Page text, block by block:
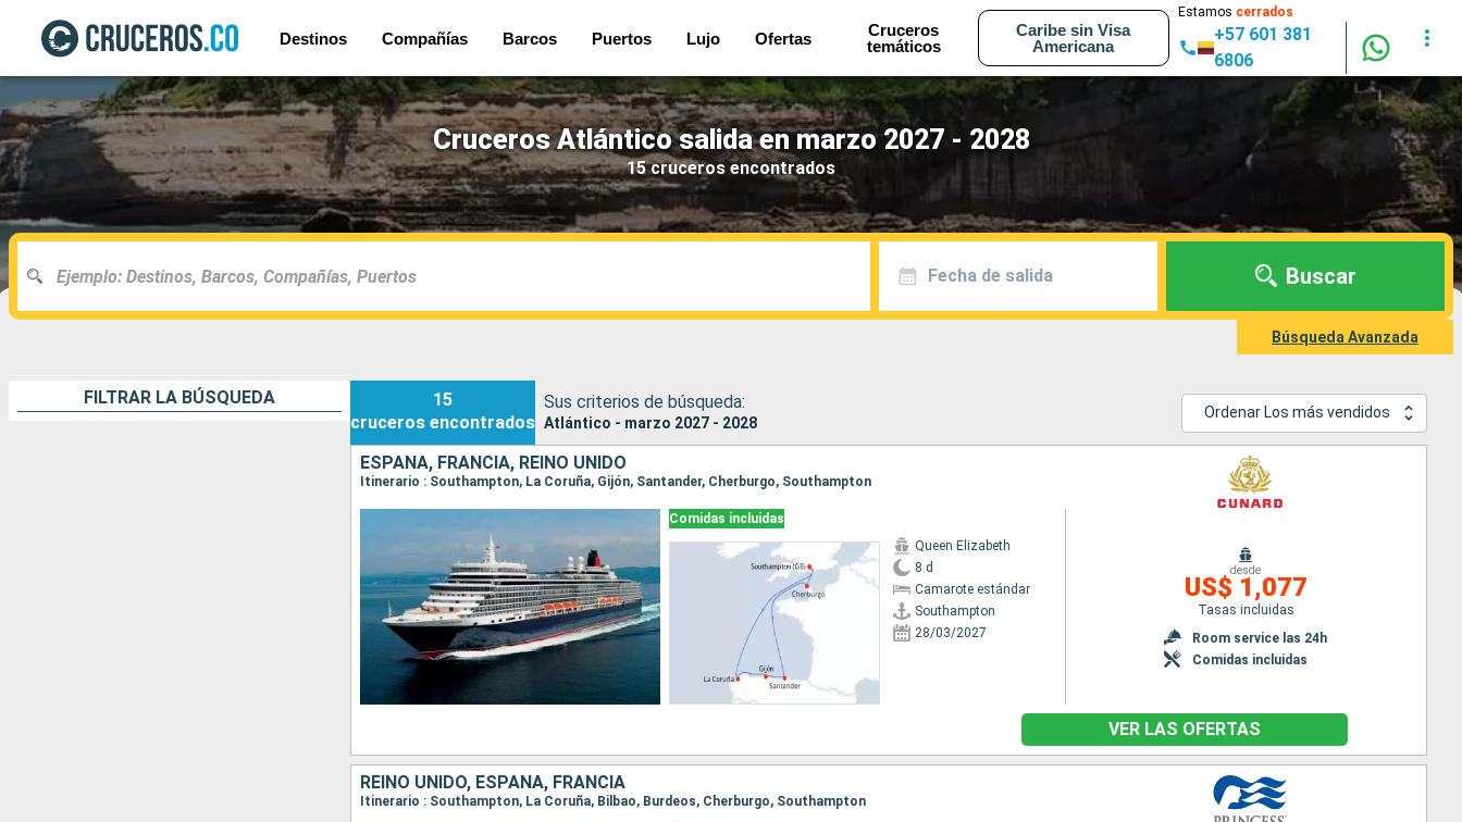
Destinos Compañías Barcos Puertos Lujo Ofertas
Cruceros
temáticos
Caribe sin Visa
Americana
Estamos cerrados
+57 601 381
6806
Cruceros Atlántico salida en marzo 2027 - 2028
15 cruceros encontrados
Fecha de salida Buscar
Búsqueda Avanzada
FILTRAR LA BÚSQUEDA
15
cruceros encontrados
Sus criterios de búsqueda:
Atlántico - marzo 2027 - 2028
Ordenar Los más vendidos
ESPAÑA, FRANCIA, REINO UNIDO
Itinerario : Southampton, La Coruña, Gijón, Santander, Cherburgo, Southampton
Comidas incluidas
Queen Elizabeth
8 d
Camarote estándar
Southampton
28/03/2027
desde
US$ 1,077
Tasas incluidas
Room service las 24h
Comidas incluidas
VER LAS OFERTAS
REINO UNIDO, ESPAÑA, FRANCIA
Itinerario : Southampton, La Coruña, Bilbao, Burdeos, Cherburgo, Southampton